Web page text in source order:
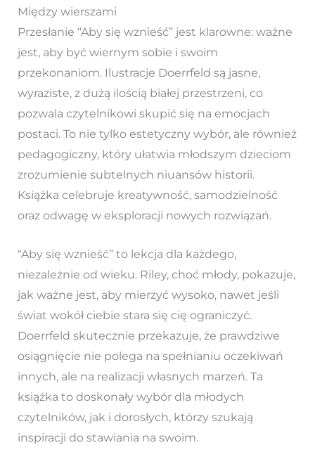
Między wierszami
Przesłanie “Aby się wznieść” jest klarowne: ważne
jest, aby być wiernym sobie i swoim
przekonaniom. Ilustracje Doerrfeld są jasne,
wyraziste, z dużą ilością białej przestrzeni, co
pozwala czytelnikowi skupić się na emocjach
postaci. To nie tylko estetyczny wybór, ale również
pedagogiczny, który ułatwia młodszym dzieciom
zrozumienie subtelnych niuansów historii.
Książka celebruje kreatywność, samodzielność
oraz odwagę w eksploracji nowych rozwiązań.
“Aby się wznieść” to lekcja dla każdego,
niezależnie od wieku. Riley, choć młody, pokazuje,
jak ważne jest, aby mierzyć wysoko, nawet jeśli
świat wokół ciebie stara się cię ograniczyć.
Doerrfeld skutecznie przekazuje, że prawdziwe
osiągnięcie nie polega na spełnianiu oczekiwań
innych, ale na realizacji własnych marzeń. Ta
książka to doskonały wybór dla młodych
czytelników, jak i dorosłych, którzy szukają
inspiracji do stawiania na swoim.